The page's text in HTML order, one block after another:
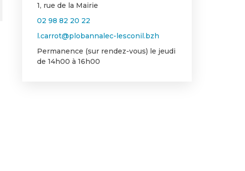
1, rue de la Mairie
02 98 82 20 22
l.carrot@plobannalec-lesconil.bzh
Permanence (sur rendez-vous) le jeudi
de 14h00 à 16h00